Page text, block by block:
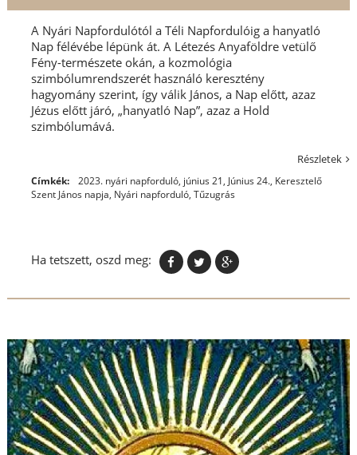
A Nyári Napfordulótól a Téli Napfordulóig a hanyatló
Nap félévébe lépünk át. A Létezés Anyaföldre vetülő
Fény-természete okán, a kozmológia
szimbólumrendszerét használó keresztény
hagyomány szerint, így válik János, a Nap előtt, azaz
Jézus előtt járó, „hanyatló Nap”, azaz a Hold
szimbólumává.
Részletek
Címkék: 2023. nyári napforduló, június 21, Június 24., Keresztelő
Szent János napja, Nyári napforduló, Tűzugrás
Ha tetszett, oszd meg: